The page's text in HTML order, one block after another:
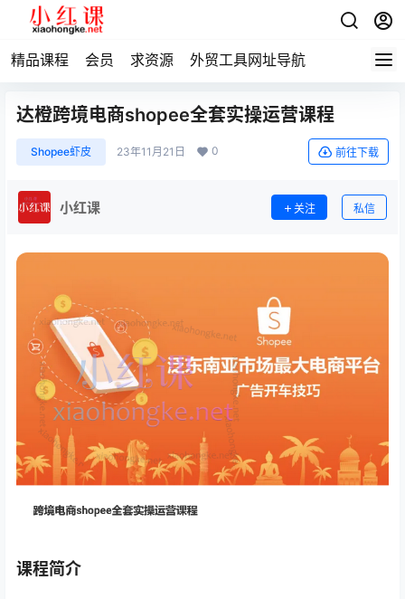
精品课程 会员 求资源 外贸工具网址导航
达橙跨境电商shopee全套实操运营课程
Shopee虾皮 23年11月21日 0 前往下载
小红课 关注 私信
课程简介